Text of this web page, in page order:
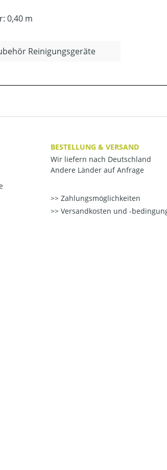
0,40 m
Reinigungsgeräte
BESTELLUNG & VERSAND
Wir liefern nach Deutschland
Andere Länder auf Anfrage
Zahlungsmöglichkeiten
Versandkosten und -